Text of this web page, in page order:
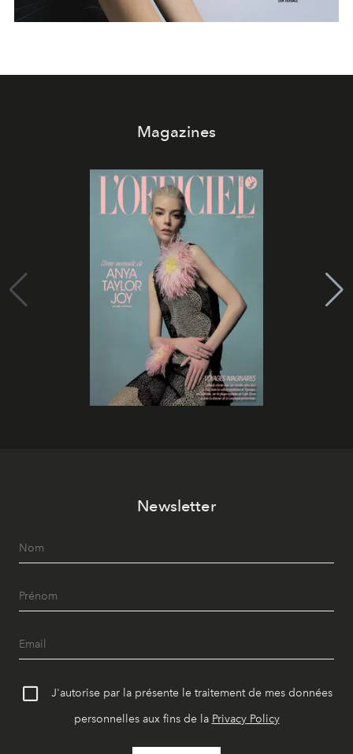
Magazines
Newsletter
J'autorise par la présente le traitement de mes données
personnelles aux fins de la Privacy Policy